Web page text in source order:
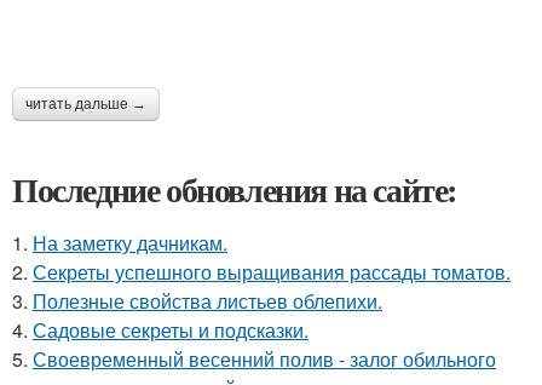
читать дальше →
Последние обновления на сайте:
1. На заметку дачникам.
2. Секреты успешного выращивания рассады томатов.
3. Полезные свойства листьев облепихи.
4. Садовые секреты и подсказки.
5. Своевременный весенний полив - залог обильного